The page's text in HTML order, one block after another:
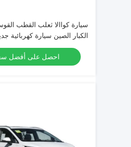
سيارة كواالا ثعلب القطب
الكبار الصين سيارة كهربائية
احصل على أفضل